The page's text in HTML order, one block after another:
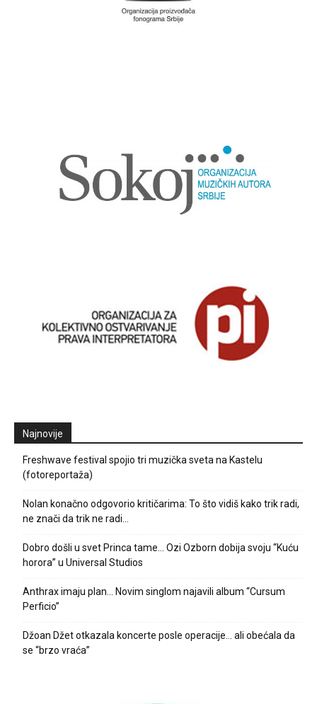
Najnovije
Freshwave festival spojio tri muzička sveta na Kastelu
(fotoreportaža)
Nolan konačno odgovorio kritičarima: To što vidiš kako trik radi,
ne znači da trik ne radi…
Dobro došli u svet Princa tame… Ozi Ozborn dobija svoju “Kuću
horora” u Universal Studios
Anthrax imaju plan… Novim singlom najavili album “Cursum
Perficio”
Džoan Džet otkazala koncerte posle operacije… ali obećala da
se “brzo vraća”